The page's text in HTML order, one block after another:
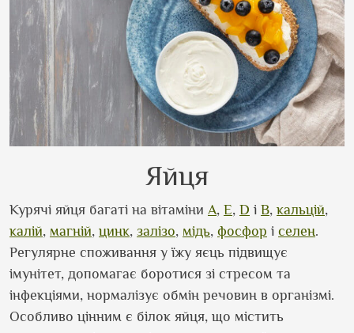
Яйця
Курячі яйця багаті на вітаміни A, E, D і B, кальцій,
калій, магній, цинк, залізо, мідь, фосфор і селен.
Регулярне споживання у їжу яєць підвищує
імунітет, допомагає боротися зі стресом та
інфекціями, нормалізує обмін речовин в організмі.
Особливо цінним є білок яйця, що містить